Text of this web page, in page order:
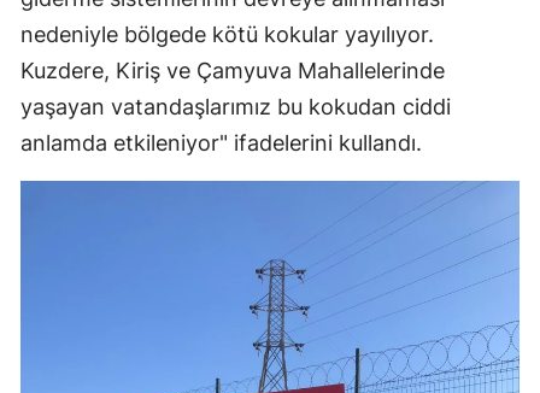
nedeniyle bölgede kötü kokular yayılıyor.
Kuzdere, Kiriş ve Çamyuva Mahallelerinde
yaşayan vatandaşlarımız bu kokudan ciddi
anlamda etkileniyor" ifadelerini kullandı.